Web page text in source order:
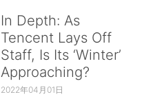
In Depth: As
Tencent Lays Off
Staff, Is Its ‘Winter’
Approaching?
2022年04月01日